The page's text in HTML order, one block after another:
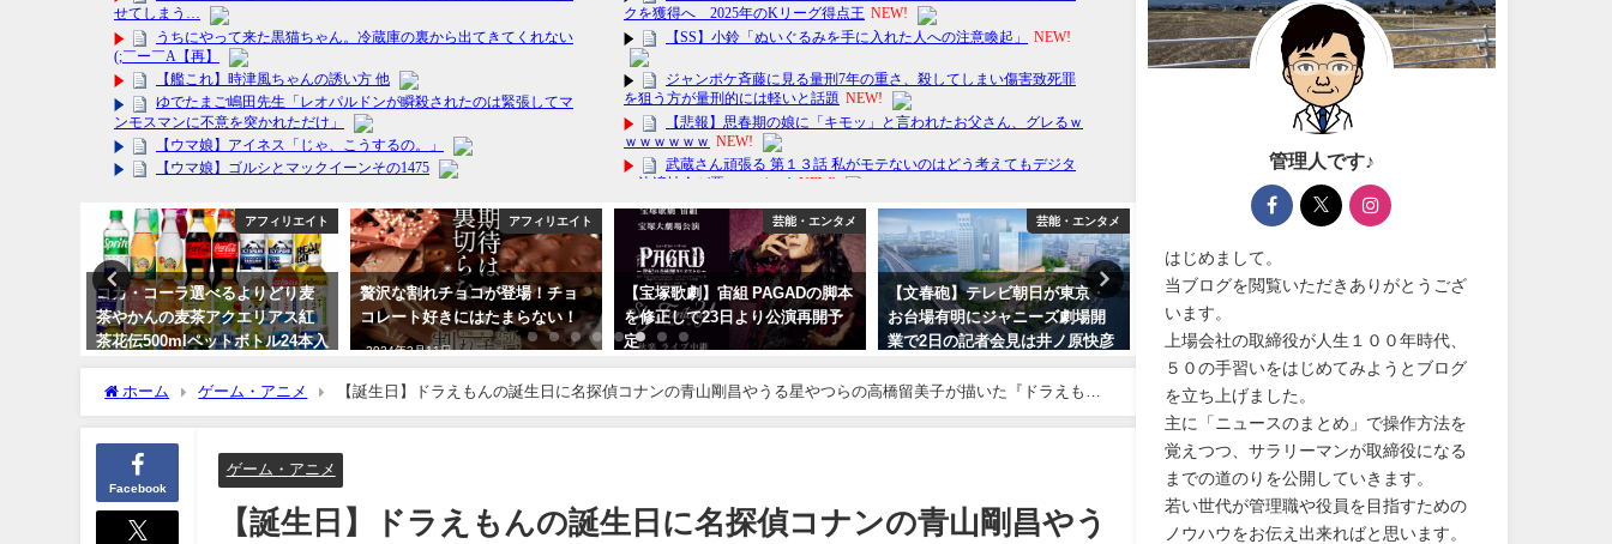
アフィリエイト
コカ・コーラ選べるよりどり麦
茶やかんの麦茶アクエリアス紅
茶花伝500mlペットボトル24本入
り×2ケース【送料無料】商品紹
介
アフィリエイト
贅沢な割れチョコが登場！チョ
コレート好きにはたまらない！
2024年3月11日
芸能・エンタメ
【宝塚歌劇】宙組 PAGADの脚本
を修正して23日より公演再開予
定
芸能・エンタメ
【文春砲】テレビ朝日が東京・
お台場有明にジャニーズ劇場開
業で2日の記者会見は井ノ原快彦
の隣にテレ朝が着席か？帝国劇
場出禁で開き直りか？
芸能・エンタメ
【ＴＶ放映】タカラジェンヌ有
愛きいさん出演の舞台が放映さ
れます！もちろん天彩峰里さん
も一緒です。
2023年10月8日
エクエルパウチサプリメン
たいポイント
2024年3月22日
ホーム ゲーム・アニメ
【誕生日】ドラえもんの誕生日に名探偵コナンの青山剛昌やうる星やつらの高橋留美子が描いた『ドラえも
ん』がお宝画像
Facebook
ゲーム・アニメ
【誕生日】ドラえもんの誕生日に名探偵コナンの青山剛昌やう
管理人です♪
はじめまして。
当ブログを閲覧いただきありがとうござ
います。
上場会社の取締役が人生１００年時代、
５０の手習いをはじめてみようとブログ
を立ち上げました。
主に「ニュースのまとめ」で操作方法を
覚えつつ、サラリーマンが取締役になる
までの道のりを公開していきます。
若い世代が管理職や役員を目指すための
ノウハウをお伝え出来ればと思います。